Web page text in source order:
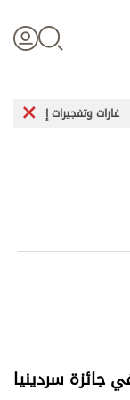
إسرائيلية على بلدات
جائزة سردينيا